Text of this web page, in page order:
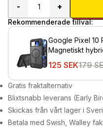
-
+
Rekommenderade tillval:
Google Pixel 10
Magnetiskt
125 SEK179
Gratis fraktalternativ
Blixtsnabb leverans (Early
Skickas från vårt lager i
Betala med Swish, Walley